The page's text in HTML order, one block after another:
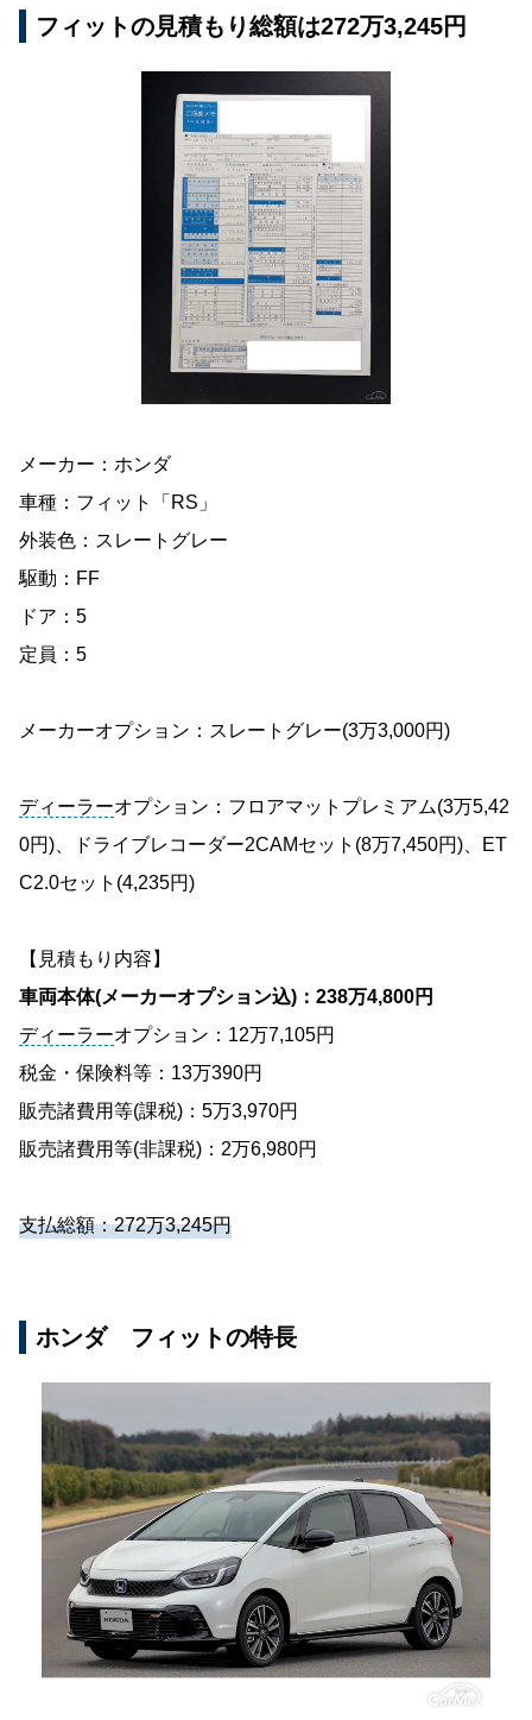
フィットの見積もり総額は272万3,245円
メーカー：ホンダ
車種：フィット「RS」
外装色：スレートグレー
駆動：FF
ドア：5
定員：5
メーカーオプション：スレートグレー(3万3,000円)
ディーラーオプション：フロアマットプレミアム(3万5,42
0円)、ドライブレコーダー2CAMセット(8万7,450円)、ET
C2.0セット(4,235円)
【見積もり内容】
車両本体(メーカーオプション込)：238万4,800円
ディーラーオプション：12万7,105円
税金・保険料等：13万390円
販売諸費用等(課税)：5万3,970円
販売諸費用等(非課税)：2万6,980円
支払総額：272万3,245円
ホンダ フィットの特長